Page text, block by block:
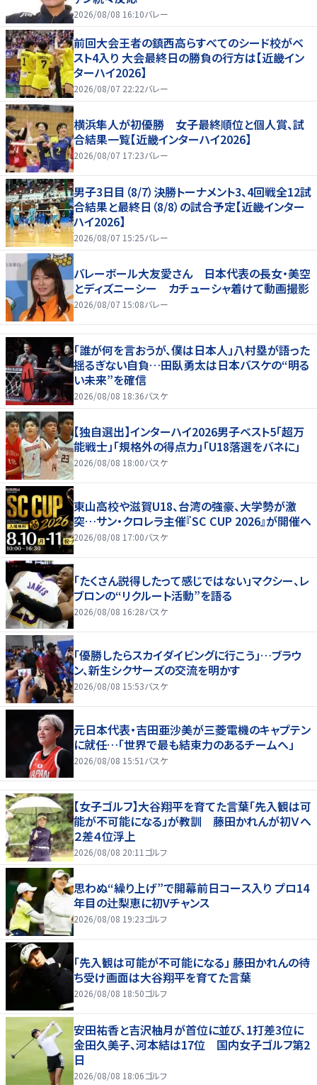
2026/08/08 16:10バレー
前回大会王者の鎮西高らすべてのシード校がベ
スト4入り 大会最終日の勝負の行方は【近畿イン
ターハイ2026】
2026/08/07 22:22バレー
横浜隼人が初優勝 女子最終順位と個人賞、試
合結果一覧【近畿インターハイ2026】
2026/08/07 17:23バレー
男子3日目（8/7）決勝トーナメント3、4回戦全12試
合結果と最終日（8/8）の試合予定【近畿インター
ハイ2026】
2026/08/07 15:25バレー
バレーボール大友愛さん 日本代表の長女・美空
とディズニーシー カチューシャ着けて動画撮影
2026/08/07 15:08バレー
「誰が何を言おうが、僕は日本人」八村塁が語った
揺るぎない自負…田臥勇太は日本バスケの“明る
い未来”を確信
2026/08/08 18:36バスケ
【独自選出】インターハイ2026男子ベスト5「超万
能戦士」「規格外の得点力」「U18落選をバネに」
2026/08/08 18:00バスケ
東山高校や滋賀U18、台湾の強豪、大学勢が激
突…サン・クロレラ主催『SC CUP 2026』が開催へ
2026/08/08 17:00バスケ
「たくさん説得したって感じではない」マクシー、レ
ブロンの“リクルート活動”を語る
2026/08/08 16:28バスケ
「優勝したらスカイダイビングに行こう」…ブラウ
ン、新生シクサーズの交流を明かす
2026/08/08 15:53バスケ
元日本代表・吉田亜沙美が三菱電機のキャプテン
に就任…「世界で最も結束力のあるチームへ」
2026/08/08 15:51バスケ
【女子ゴルフ】大谷翔平を育てた言葉「先入観は可
能が不可能になる」が教訓 藤田かれんが初Ｖへ
２差４位浮上
2026/08/08 20:11 ゴルフ
思わぬ“繰り上げ”で開幕前日コース入り プロ14
年目の辻梨恵に初Vチャンス
2026/08/08 19:23ゴルフ
「先入観は可能が不可能になる」 藤田かれんの待
ち受け画面は大谷翔平を育てた言葉
2026/08/08 18:50ゴルフ
安田祐香と吉沢柚月が首位に並び、1打差3位に
金田久美子、河本結は17位 国内女子ゴルフ第2
日
2026/08/08 18:06ゴルフ